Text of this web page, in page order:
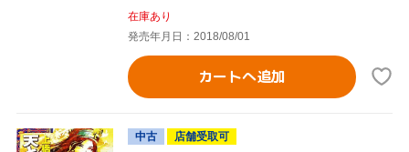
在庫あり
発売年月日：2018/08/01
カートへ追加
中古
店舗受取可